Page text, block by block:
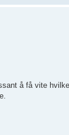
å få vite